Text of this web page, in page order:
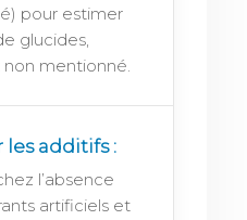
pour estimer
glucides,
non mentionné.
les additifs :
l’absence
artificiels et